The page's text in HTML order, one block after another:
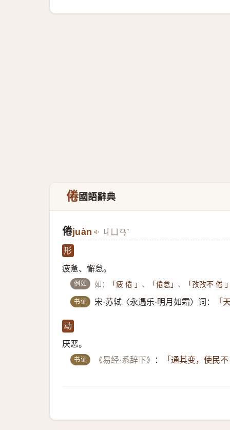
倦國語辭典
倦juàn ㄐㄩㄢˋ
形
疲惫、懈怠。
例如 如： 「疲 倦 」 、 「倦怠」 、 「孜孜不 倦
书证 宋·苏轼〈永遇乐·明月如霜〉词： 「
动
厌恶。
书证 《易经·系辞下》 ： 「通其变，使民